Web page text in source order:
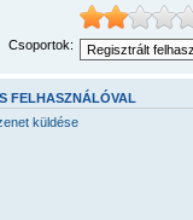
Csoportok:
FELHASZNÁLÓVAL
küldése